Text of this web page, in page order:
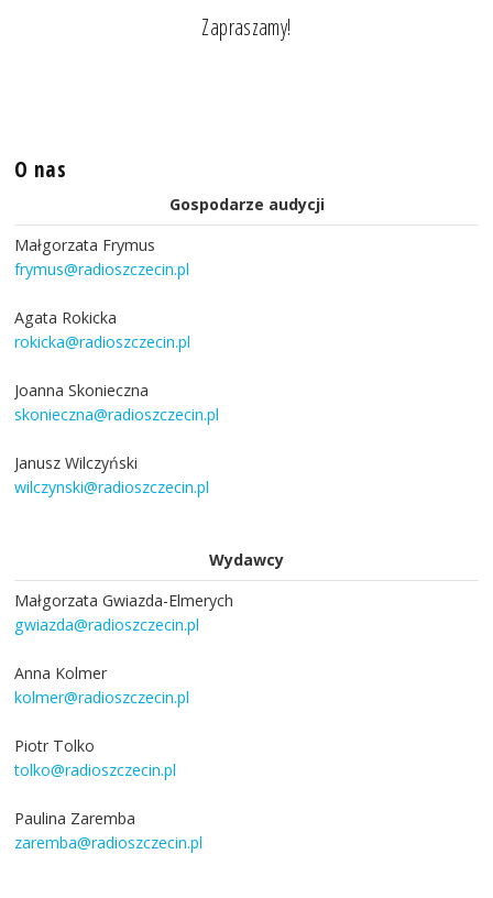
Zapraszamy!
O nas
Gospodarze audycji
Małgorzata Frymus
frymus@radioszczecin.pl
Agata Rokicka
rokicka@radioszczecin.pl
Joanna Skonieczna
skonieczna@radioszczecin.pl
Janusz Wilczyński
wilczynski@radioszczecin.pl
Wydawcy
Małgorzata Gwiazda-Elmerych
gwiazda@radioszczecin.pl
Anna Kolmer
kolmer@radioszczecin.pl
Piotr Tolko
tolko@radioszczecin.pl
Paulina Zaremba
zaremba@radioszczecin.pl